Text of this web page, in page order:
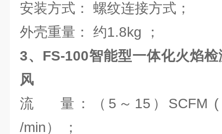
安装方式： 螺纹连接方式；
外壳重量： 约1.8kg ；
3、 FS-100智能型一体化火焰
风
流 量：（5～15）SCFM (
/min） ；